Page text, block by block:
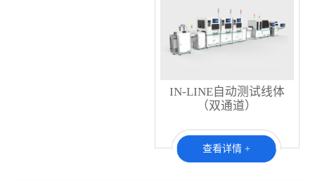
IN-LINE自动测试线体
（双通道）
查看详情 +